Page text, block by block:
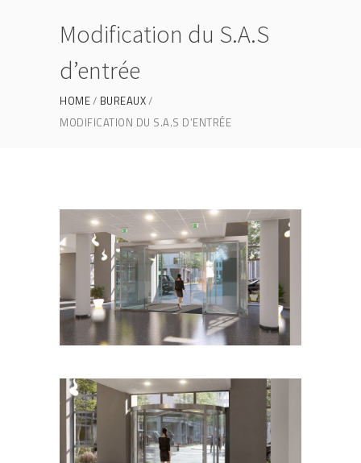
Modification du S.A.S
d’entrée
HOME
BUREAUX
MODIFICATION DU S.A.S D’ENTRÉE